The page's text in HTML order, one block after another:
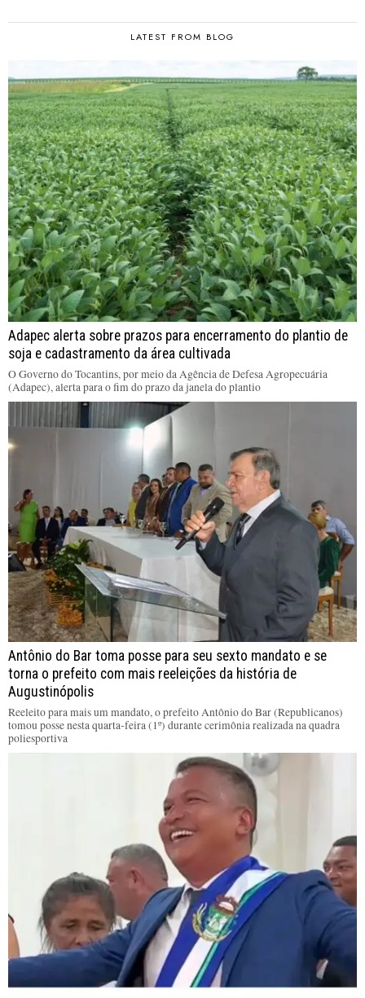
LATEST FROM BLOG
Adapec alerta sobre prazos para encerramento do plantio de
soja e cadastramento da área cultivada
O Governo do Tocantins, por meio da Agência de Defesa Agropecuária
(Adapec), alerta para o fim do prazo da janela do plantio
Antônio do Bar toma posse para seu sexto mandato e se
torna o prefeito com mais reeleições da história de
Augustinópolis
Reeleito para mais um mandato, o prefeito Antônio do Bar (Republicanos)
tomou posse nesta quarta-feira (1º) durante cerimônia realizada na quadra
poliesportiva